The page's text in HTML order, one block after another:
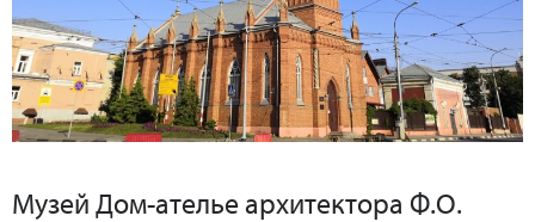
Музей Дом-ателье архитектора Ф.О.